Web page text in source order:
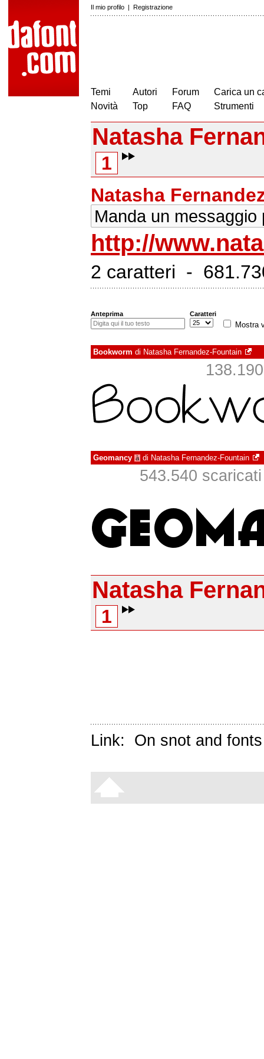
Il mio profilo | Registrazione
Temi
Novità
Autori
Top
Forum
FAQ
Carica un
Strumenti
Natasha
1
Natasha
Manda un messaggio
http://
2 caratteri -
Anteprima Caratteri
Mostra
Bookworm di Natasha Fernandez-Fountain
Geomancy à di Natasha Fernandez-Fountain
543.540
Natasha
1
Link: On snot and fonts